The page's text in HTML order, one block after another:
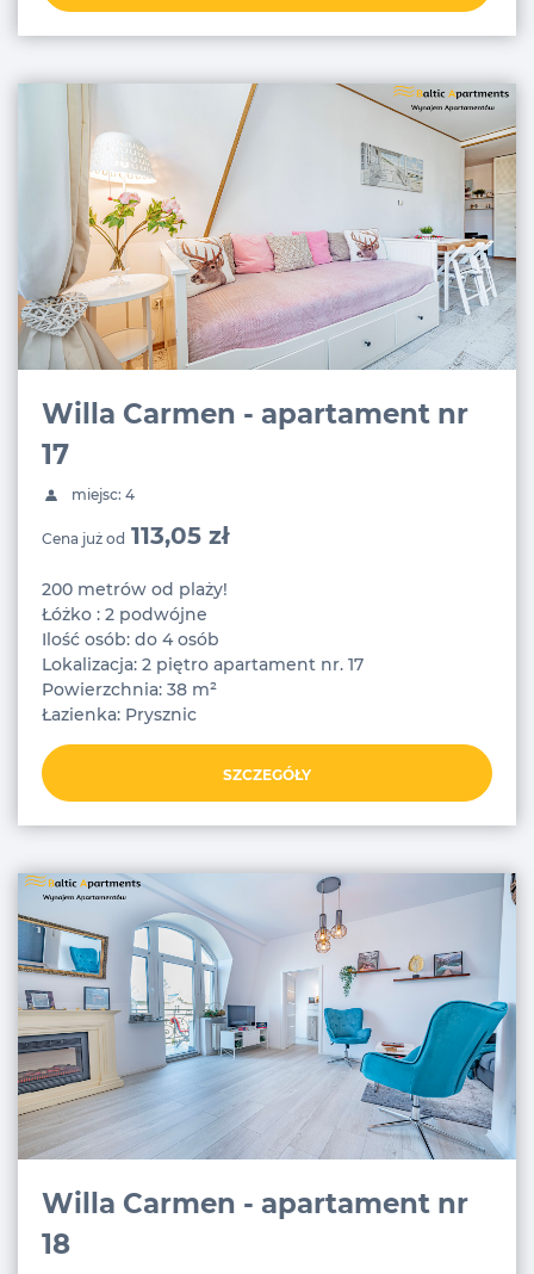
Willa Carmen - apartament nr
17
miejsc: 4
Cena już od 113,05 zł
200 metrów od plaży!
Łóżko : 2 podwójne
Ilość osób: do 4 osób
Lokalizacja: 2 piętro apartament nr. 17
Powierzchnia: 38 m²
Łazienka: Prysznic
SZCZEGÓŁY
Willa Carmen - apartament nr
18